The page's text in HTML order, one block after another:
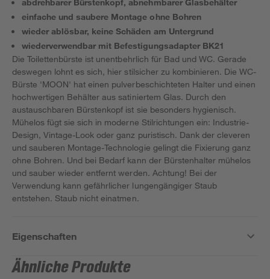
abdrehbarer Bürstenkopf, abnehmbarer Glasbehälter
einfache und saubere Montage ohne Bohren
wieder ablösbar, keine Schäden am Untergrund
wiederverwendbar mit Befestigungsadapter BK21
Die Toilettenbürste ist unentbehrlich für Bad und WC. Gerade
deswegen lohnt es sich, hier stilsicher zu kombinieren. Die WC-
Bürste 'MOON' hat einen pulverbeschichteten Halter und einen
hochwertigen Behälter aus satiniertem Glas. Durch den
austauschbaren Bürstenkopf ist sie besonders hygienisch.
Mühelos fügt sie sich in moderne Stilrichtungen ein: Industrie-
Design, Vintage-Look oder ganz puristisch. Dank der cleveren
und sauberen Montage-Technologie gelingt die Fixierung ganz
ohne Bohren. Und bei Bedarf kann der Bürstenhalter mühelos
und sauber wieder entfernt werden. Achtung! Bei der
Verwendung kann gefährlicher lungengängiger Staub
entstehen. Staub nicht einatmen.
Eigenschaften
Ähnliche Produkte